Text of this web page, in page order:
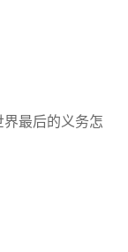
最后的义务怎